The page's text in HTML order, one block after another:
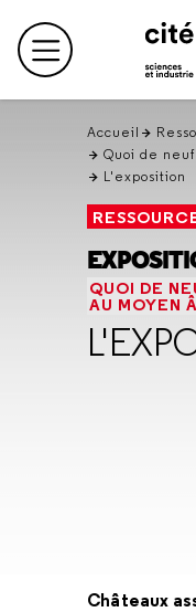
en
haut
Accueil
Quoi de
L'exposition
QUOI DE
AU MOYEN
Châteaux